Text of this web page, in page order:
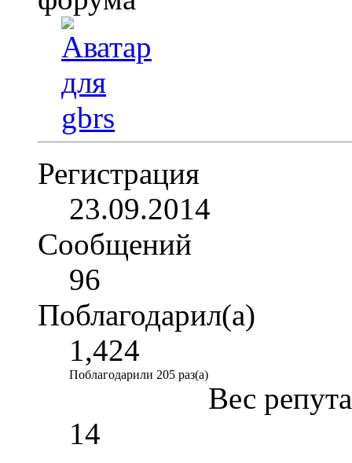
Регистрация
23.09.2014
Сообщений
96
Поблагодарил(а)
1,424
Поблагодарили 205 раз(а)
Вес
14